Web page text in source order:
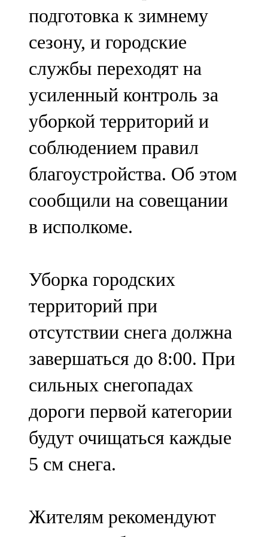
107,8 FM
Теләче
106,1 FM
Түбән Кама
102,6 FM
Чирмешән
107,7 FM
Чистай
103,0 FM
91,0 FM
Шәмәрдән
102,3 FM
Яңа чишмә
107,0 FM
Яр Чаллы
105,5 FM
подготовка к зимнему
сезону, и городские
службы переходят на
усиленный контроль за
уборкой территорий и
соблюдением правил
благоустройства. Об этом
сообщили на совещании
в исполкоме.
Уборка городских
территорий при
отсутствии снега должна
завершаться до 8:00. При
сильных снегопадах
дороги первой категории
будут очищаться каждые
5 см снега.
Жителям рекомендуют